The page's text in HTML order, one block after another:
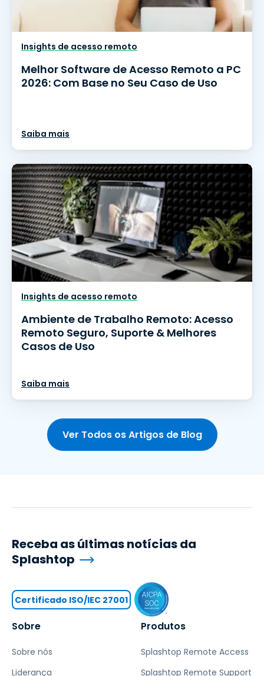
Insights de acesso remoto
Melhor Software de Acesso Remoto a PC
2026: Com Base no Seu Caso de Uso
Saiba mais
Insights de acesso remoto
Ambiente de Trabalho Remoto: Acesso
Remoto Seguro, Suporte & Melhores
Casos de Uso
Saiba mais
Ver Todos os Artigos de Blog
Sobre
Sobre nós
Liderança
Produtos
Splashtop Remote Access
Splashtop Remote Support
Receba as últimas notícias da
Splashtop
Certificado ISO/IEC 27001